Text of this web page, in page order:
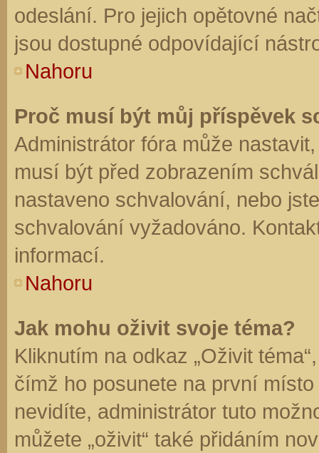
odeslání. Pro jejich opětovné
jsou dostupné odpovídající
Nahoru
Proč musí být můj příspěvek
Administrátor fóra může
musí být před zobrazením
nastaveno schvalování, nebo
schvalování vyžadováno.
informací.
Nahoru
Jak mohu oživit svoje téma?
Kliknutím na odkaz „Oživit
čímž ho posunete na první
nevidíte, administrátor tuto
můžete „oživit“ také přidáním